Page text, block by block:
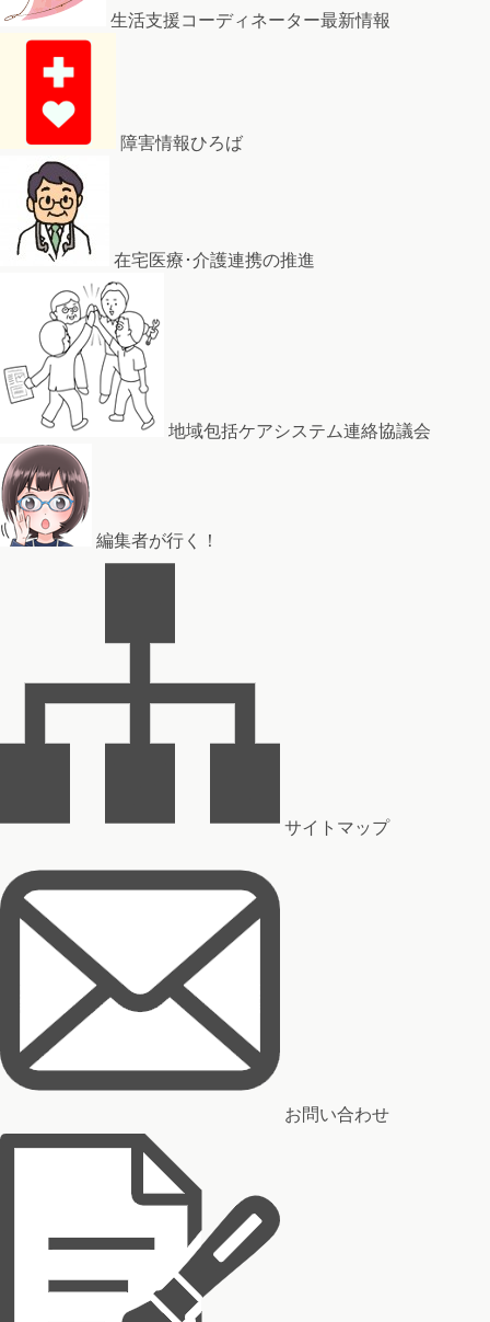
生活支援コーディネーター最新情報
障害情報ひろば
在宅医療･介護連携の推進
地域包括ケアシステム連絡協議会
編集者が行く！
サイトマップ
お問い合わせ